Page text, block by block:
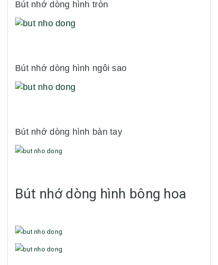
Bút nhớ dòng hình tròn
Bút nhớ dòng hình ngôi sao
Bút nhớ dòng hình bàn tay
Bút nhớ dòng hình bông hoa